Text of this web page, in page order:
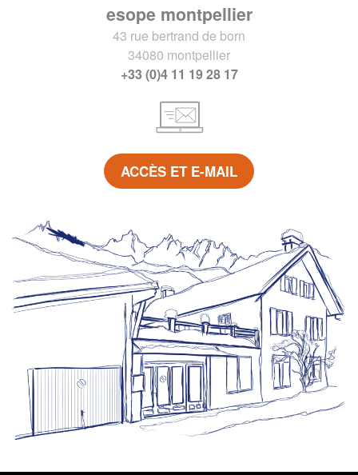
esope montpellier
43 rue bertrand de born
34080 montpellier
+33 (0)4 11 19 28 17
ACCÈS ET E-MAIL